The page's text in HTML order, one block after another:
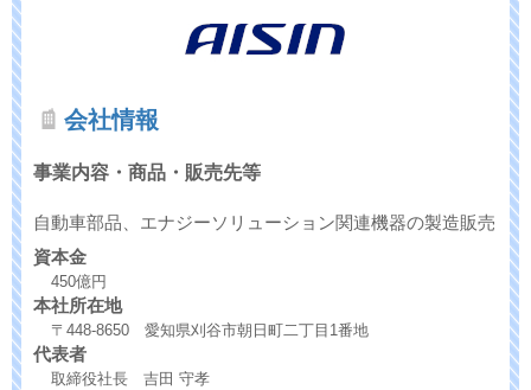
会社情報
事業内容・商品・販売先等
自動車部品、エナジーソリューション関連機器の製造販売
資本金
450億円
本社所在地
〒448-8650 愛知県刈谷市朝日町二丁目1番地
代表者
取締役社長 吉田 守孝